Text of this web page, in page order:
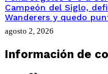
Campeón del Siglo,
Wanderers y quedo
agosto 2, 2026
Información de